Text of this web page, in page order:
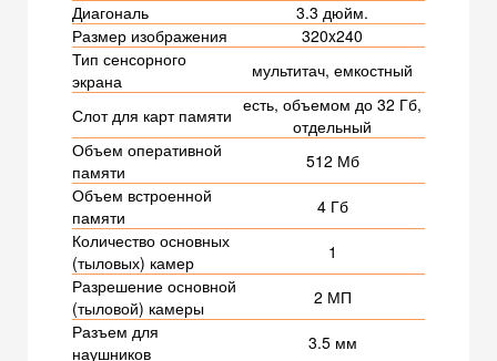
Диагональ
3.3 дюйм.
Размер изображения
320x240
Тип сенсорного
экрана
мультитач, емкостный
Слот для карт памяти есть, объемом до 32 Гб,
отдельный
Объем оперативной
памяти
512 Мб
Объем встроенной
памяти
4 Гб
Количество основных
(тыловых) камер
1
Разрешение основной
(тыловой) камеры
2 МП
Разъем для
наушников
3.5 мм